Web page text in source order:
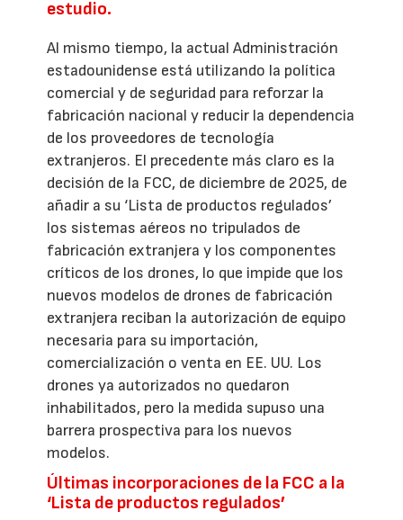
estudio.
Al mismo tiempo, la actual Administración
estadounidense está utilizando la política
comercial y de seguridad para reforzar la
fabricación nacional y reducir la dependencia
de los proveedores de tecnología
extranjeros. El precedente más claro es la
decisión de la FCC, de diciembre de 2025, de
añadir a su ‘Lista de productos regulados’
los sistemas aéreos no tripulados de
fabricación extranjera y los componentes
críticos de los drones, lo que impide que los
nuevos modelos de drones de fabricación
extranjera reciban la autorización de equipo
necesaria para su importación,
comercialización o venta en EE. UU. Los
drones ya autorizados no quedaron
inhabilitados, pero la medida supuso una
barrera prospectiva para los nuevos
modelos.
Últimas incorporaciones de la FCC a la
‘Lista de productos regulados’